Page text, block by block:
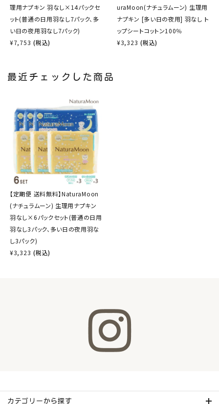
理用ナプキン 羽なし×14パックセ
ット(普通の日用羽なし7パック、多
い日の夜用羽なし7パック)
¥7,753 (税込)
uraMoon(ナチュラムーン) 生理用
ナプキン [多い日の夜用] 羽なし ト
ップシートコットン100％
¥3,323 (税込)
最近チェックした商品
【定期便 送料無料】NaturaMoon
(ナチュラムーン) 生理用ナプキン
羽なし×6パックセット(普通の日用
羽なし3パック、多い日の夜用羽な
し3パック)
¥3,323 (税込)
カテゴリーから探す